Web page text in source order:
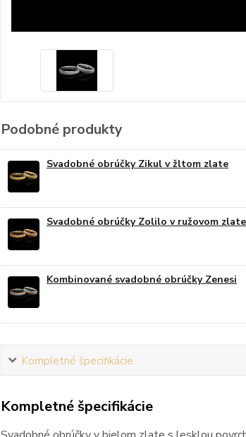
Podobné produkty
Svadobné obrúčky Zikul v žltom zlate
Svadobné obrúčky Zolilo v ružovom zlate
Kombinované svadobné obrúčky Zenesi
Kompletné špecifikácie
Kompletné špecifikácie